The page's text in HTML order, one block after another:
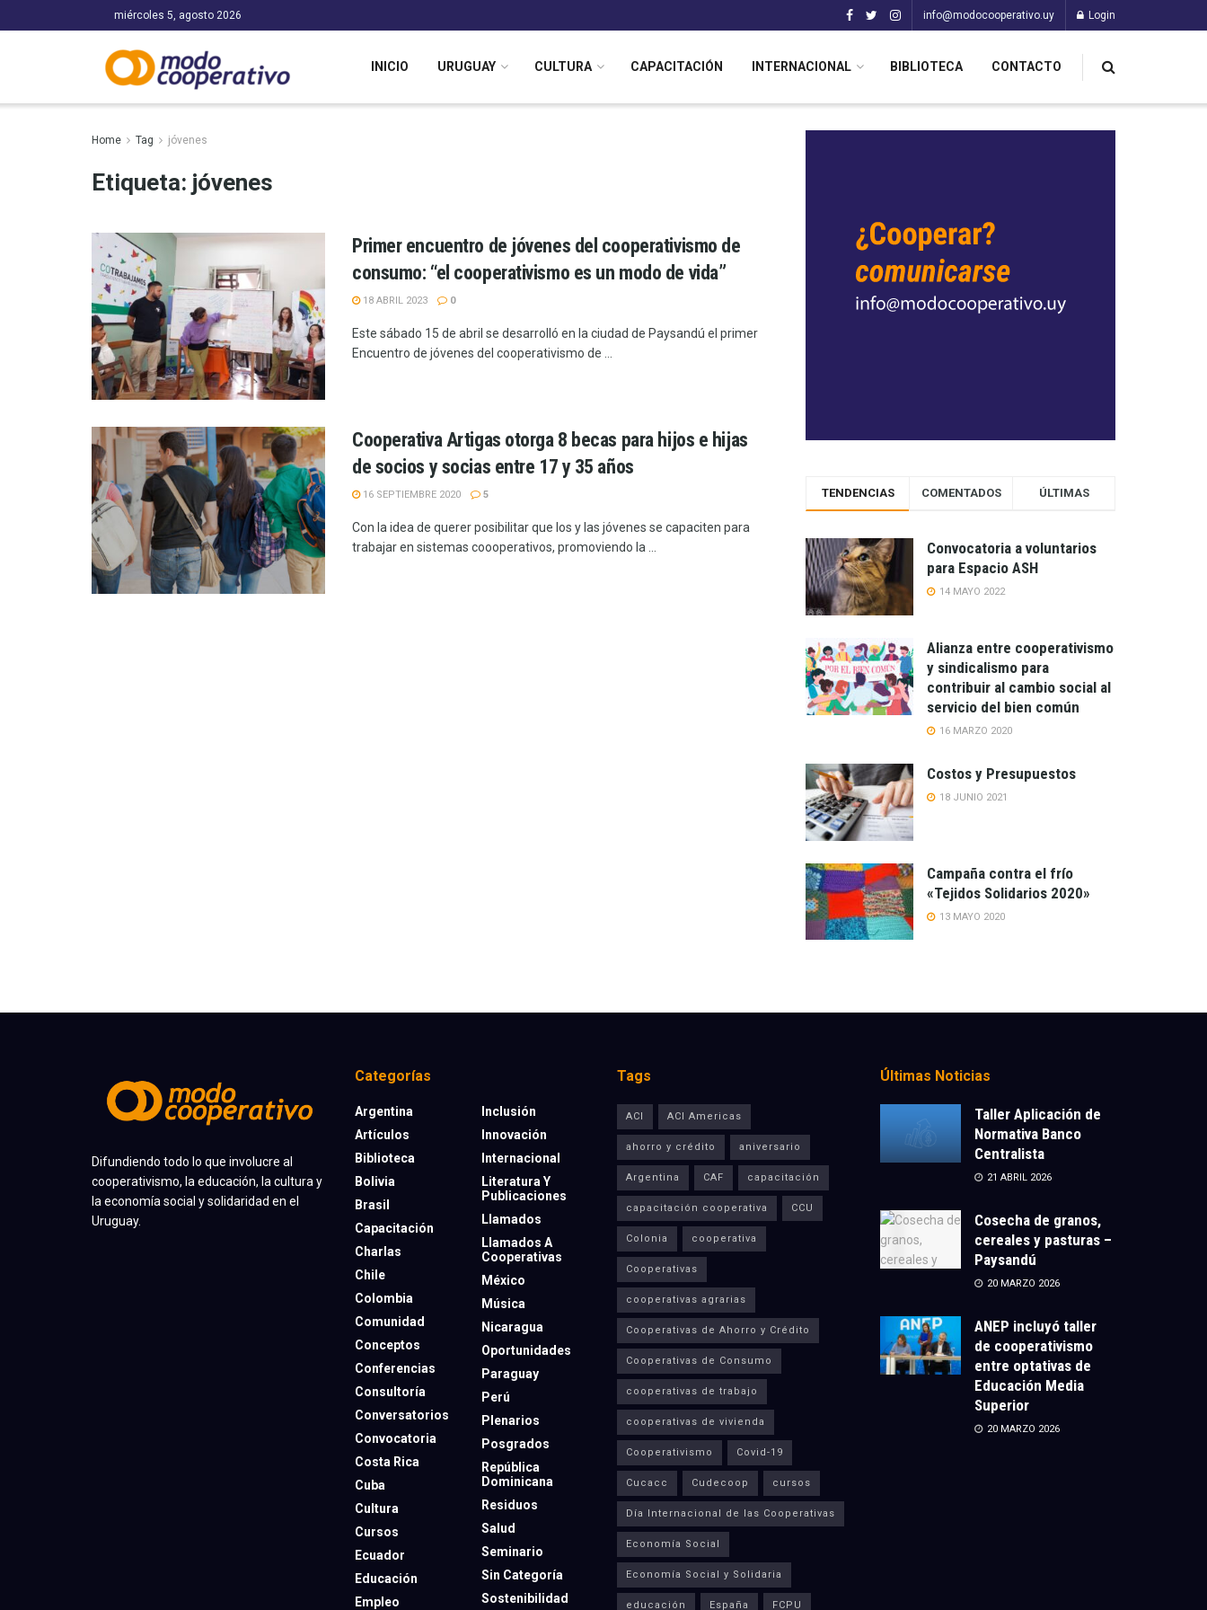
miércoles 5, agosto 2026 info@modocooperativo.uy Login
INICIO URUGUAY CULTURA CAPACITACIÓN INTERNACIONAL BIBLIOTECA CONTACTO
Home Tag jóvenes
Etiqueta: jóvenes
Primer encuentro de jóvenes del cooperativismo de
consumo: “el cooperativismo es un modo de vida”
18 ABRIL 2023 0
Este sábado 15 de abril se desarrolló en la ciudad de Paysandú el primer
Encuentro de jóvenes del cooperativismo de ...
Cooperativa Artigas otorga 8 becas para hijos e hijas
de socios y socias entre 17 y 35 años
16 SEPTIEMBRE 2020 5
Con la idea de querer posibilitar que los y las jóvenes se capaciten para
trabajar en sistemas coooperativos, promoviendo la ...
TENDENCIAS COMENTADOS ÚLTIMAS
Convocatoria a voluntarios
para Espacio ASH
14 MAYO 2022
Alianza entre cooperativismo
y sindicalismo para
contribuir al cambio social al
servicio del bien común
16 MARZO 2020
Costos y Presupuestos
18 JUNIO 2021
Campaña contra el frío
«Tejidos Solidarios 2020»
13 MAYO 2020
Difundiendo todo lo que involucre al
cooperativismo, la educación, la cultura y
la economía social y solidaridad en el
Uruguay.
Categorías
Argentina
Artículos
Biblioteca
Bolivia
Brasil
Capacitación
Charlas
Chile
Colombia
Comunidad
Conceptos
Conferencias
Consultoría
Conversatorios
Convocatoria
Costa Rica
Cuba
Cultura
Cursos
Ecuador
Educación
Empleo
Inclusión
Innovación
Internacional
Literatura Y
Publicaciones
Llamados
Llamados A
Cooperativas
México
Música
Nicaragua
Oportunidades
Paraguay
Perú
Plenarios
Posgrados
República
Dominicana
Residuos
Salud
Seminario
Sin Categoría
Sostenibilidad
Tags
ACI ACI Americas
ahorro y crédito aniversario
Argentina CAF capacitación
capacitación cooperativa CCU
Colonia cooperativa
Cooperativas
cooperativas agrarias
Cooperativas de Ahorro y Crédito
Cooperativas de Consumo
cooperativas de trabajo
cooperativas de vivienda
Cooperativismo Covid-19
Cucacc Cudecoop cursos
Día Internacional de las Cooperativas
Economía Social
Economía Social y Solidaria
educación España FCPU
Últimas Noticias
Taller Aplicación de
Normativa Banco
Centralista
21 ABRIL 2026
Cosecha de granos,
cereales y pasturas –
Paysandú
20 MARZO 2026
ANEP incluyó taller
de cooperativismo
entre optativas de
Educación Media
Superior
20 MARZO 2026